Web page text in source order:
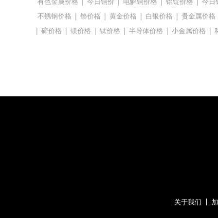
不锈钢价格 | 铬价格 | 黄金价格 | 白银价格 | 贵金属价格
| 碲价格 | 镁价格 | 钛价格 | 半导体价格 | 小金属价格 |
关于我们